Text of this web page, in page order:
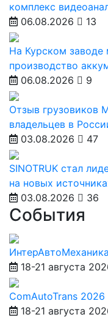
комплекс
06.08.2026
13
На Курском заводе
производство
06.08.2026
9
Отзыв грузовиков
владельцев в
03.08.2026
47
SINOTRUK стал
на новых
03.08.2026
36
События
18-21 августа
ComAutoTrans 2026
18-21 августа